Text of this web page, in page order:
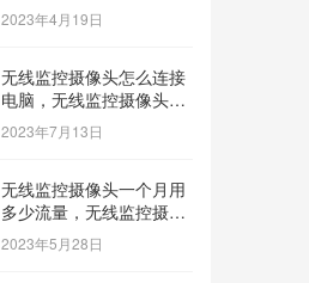
2023年4月19日
无线监控摄像头怎么连接
电脑，无线监控摄像头怎
么连接电脑显示器？
2023年7月13日
无线监控摄像头一个月用
多少流量，无线监控摄像
头一个月用多少流量多少
钱？
2023年5月28日